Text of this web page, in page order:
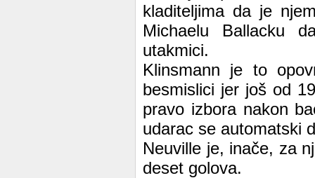
kladiteljima da je
Michaelu Ballacku
utakmici.
Klinsmann je to
besmislici jer još od
pravo izbora nakon
udarac se automatski
Neuville je, inače, za
deset golova.